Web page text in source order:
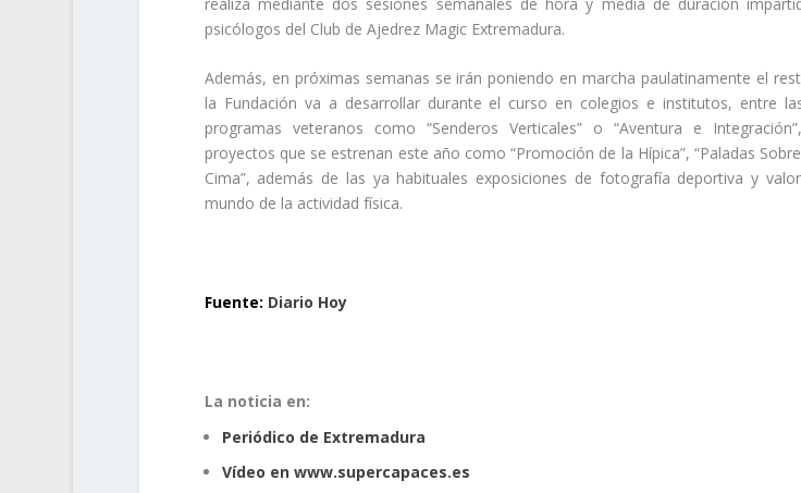
psicólogos del Club de Ajedrez Magic Extremadura.
Además, en próximas semanas se irán poniendo en marcha paulatinamente el
la Fundación va a desarrollar durante el curso en colegios e institutos, entre
programas veteranos como “Senderos Verticales” o “Aventura e
proyectos que se estrenan este año como “Promoción de la Hípica”, “Paladas
Cima”, además de las ya habituales exposiciones de fotografía deportiva y
mundo de la actividad física.
Fuente: Diario Hoy
La noticia en:
Periódico de Extremadura
Vídeo en www.supercapaces.es